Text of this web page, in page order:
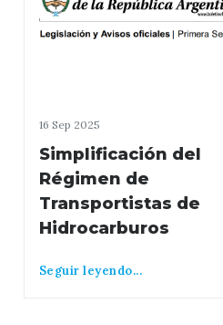
16 Sep 2025
Simplificación del
Régimen de
Transportistas de
Hidrocarburos
Seguir leyendo...